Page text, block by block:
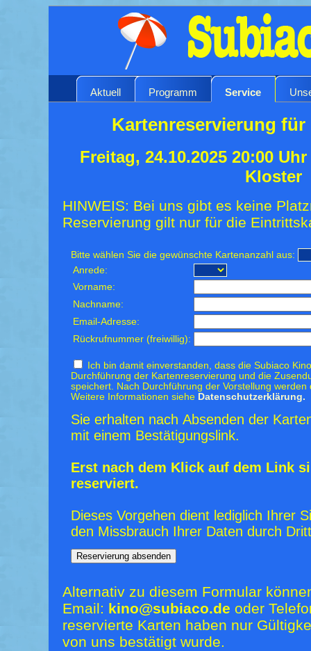
Aktuell Programm Service
Kartenreservierung für
Freitag, 24.10.2025 20:00
Kloster
HINWEIS: Bei uns gibt es keine
Reservierung gilt nur für die
Bitte wählen Sie die gewünschte Kartenanzahl aus:
Anrede:
Vorname:
Nachname:
Email-Adresse:
Rückrufnummer (freiwillig):
Ich bin damit einverstanden, dass die Subiaco
Durchführung der Kartenreservierung und die
speichert. Nach Durchführung der Vorstellung
Weitere Informationen siehe Datenschutzerklärung.
Sie erhalten nach Absenden der
mit einem Bestätigungslink.
Erst nach dem Klick auf dem Link
reserviert.
Dieses Vorgehen dient lediglich Ihrer
den Missbrauch Ihrer Daten durch
Alternativ zu diesem Formular
Email: kino@subiaco.de oder
reservierte Karten haben nur
von uns bestätigt wurde.